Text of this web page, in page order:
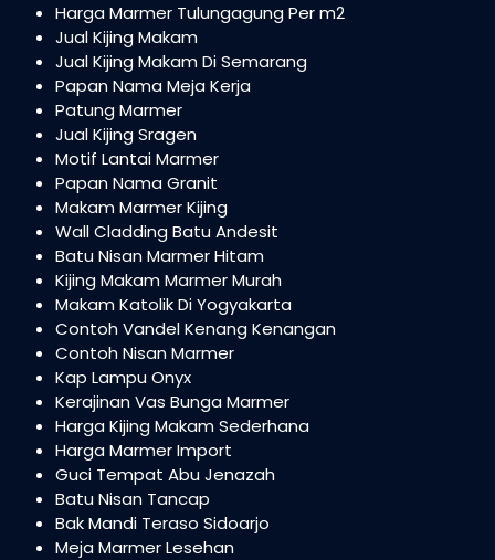
Harga Marmer Tulungagung Per m2
Jual Kijing Makam
Jual Kijing Makam Di Semarang
Papan Nama Meja Kerja
Patung Marmer
Jual Kijing Sragen
Motif Lantai Marmer
Papan Nama Granit
Makam Marmer Kijing
Wall Cladding Batu Andesit
Batu Nisan Marmer Hitam
Kijing Makam Marmer Murah
Makam Katolik Di Yogyakarta
Contoh Vandel Kenang Kenangan
Contoh Nisan Marmer
Kap Lampu Onyx
Kerajinan Vas Bunga Marmer
Harga Kijing Makam Sederhana
Harga Marmer Import
Guci Tempat Abu Jenazah
Batu Nisan Tancap
Bak Mandi Teraso Sidoarjo
Meja Marmer Lesehan